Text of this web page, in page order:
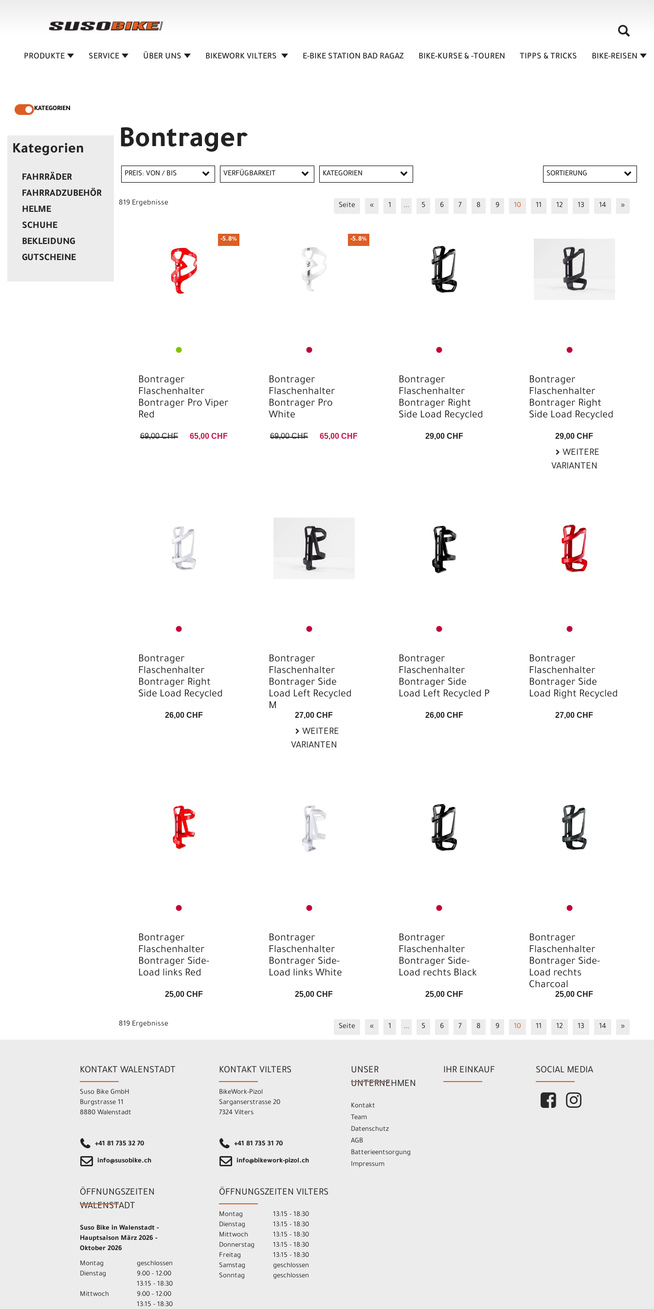
PRODUKTE SERVICE ÜBER UNS BIKEWORK VILTERS E-BIKE STATION BAD RAGAZ BIKE-KURSE & -TOUREN TIPPS & TRICKS BIKE-REISEN
KATEGORIEN
Kategorien
FAHRRÄDER
FAHRRADZUBEHÖR
HELME
SCHUHE
BEKLEIDUNG
GUTSCHEINE
Bontrager
SORTIERUNG
PREIS: VON / BIS VERFÜGBARKEIT KATEGORIEN
Bügelschlösser
Dichtmittel & TLR
Zubehör
Fahrrradcomputer &
Kinder- & Jugendhelme
Knielinge
Kopfbedeckungen
Körbe
Lenker-Taschen
Regen & Winter
Rennrad
Rennradhelme
Road Road
Scheinwerfer
Schlosszubehör
Schmier- &
Lösungsmittel
Schutzbleche
Seite « 1 ... 5 6 7 8 9 10 11 12 13 14 »
819 Ergebnisse
-5.8%
Bontrager
Flaschenhalter
Bontrager Pro Viper
Red
69,00 CHF 65,00 CHF
-5.8%
Bontrager
Flaschenhalter
Bontrager Pro
White
69,00 CHF 65,00 CHF
Bontrager
Flaschenhalter
Bontrager Right
Side Load Recycled
29,00 CHF
Bontrager
Flaschenhalter
Bontrager Right
Side Load Recycled
29,00 CHF
WEITERE
VARIANTEN
Bontrager
Flaschenhalter
Bontrager Right
Side Load Recycled
26,00 CHF
Bontrager
Flaschenhalter
Bontrager Side
Load Left Recycled
M
27,00 CHF
WEITERE
VARIANTEN
Bontrager
Flaschenhalter
Bontrager Side
Load Left Recycled P
26,00 CHF
Bontrager
Flaschenhalter
Bontrager Side
Load Right Recycled
27,00 CHF
Bontrager
Flaschenhalter
Bontrager Side-
Load links Red
25,00 CHF
Bontrager
Flaschenhalter
Bontrager Side-
Load links White
25,00 CHF
Bontrager
Flaschenhalter
Bontrager Side-
Load rechts Black
25,00 CHF
Bontrager
Flaschenhalter
Bontrager Side-
Load rechts
Charcoal
25,00 CHF
Seite « 1 ... 5 6 7 8 9 10 11 12 13 14 »
819 Ergebnisse
KONTAKT WALENSTADT
Suso Bike GmbH
Burgstrasse 11
8880 Walenstadt
+41 81 735 32 70
info@susobike.ch
ÖFFNUNGSZEITEN
WALENSTADT
Suso Bike in Walenstadt -
Hauptsaison März 2026 -
Oktober 2026
Montag
geschlossen
Dienstag
9:00 - 12:00
13:15 - 18:30
Mittwoch
9:00 - 12:00
13:15 - 18:30
KONTAKT VILTERS
BikeWork-Pizol
Sarganserstrasse 20
7324 Vilters
+41 81 735 31 70
info@bikework-pizol.ch
ÖFFNUNGSZEITEN VILTERS
Montag
13:15 - 18:30
Dienstag
13:15 - 18:30
Mittwoch
13:15 - 18:30
Donnerstag
13:15 - 18:30
Freitag
13:15 - 18:30
Samstag
geschlossen
Sonntag
geschlossen
UNSER
UNTERNEHMEN
Kontakt
Team
Datenschutz
AGB
Batterieentsorgung
Impressum
IHR EINKAUF SOCIAL MEDIA